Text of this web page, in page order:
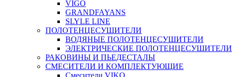
VIGO
GRANDFAYANS
SLYLE LINE
ПОЛОТЕНЦЕСУШИТЕЛИ
ВОДЯНЫЕ ПОЛОТЕНЦЕСУШИТЕЛИ
ЭЛЕКТРИЧЕСКИЕ ПОЛОТЕНЦЕСУШИТЕЛИ
РАКОВИНЫ И ПЬЕДЕСТАЛЫ
СМЕСИТЕЛИ И КОМПЛЕКТУЮЩИЕ
Смесители VIKO